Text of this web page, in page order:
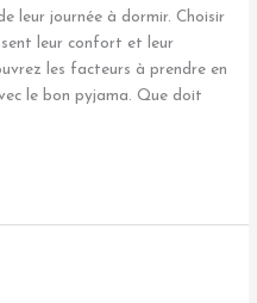
leur journée à dormir. Choisir
leur confort et leur
les facteurs à prendre en
le bon pyjama. Que doit